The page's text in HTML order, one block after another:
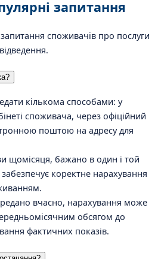
запитання
споживачів про послуги
кількома способами: у
споживача, через офіційний
поштою на адресу для
щомісяця, бажано в один і той
коректне нарахування
вчасно, нарахування може
обсягом до
фактичних показів.